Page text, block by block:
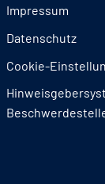
Impressum
Datenschutz
Cookie-